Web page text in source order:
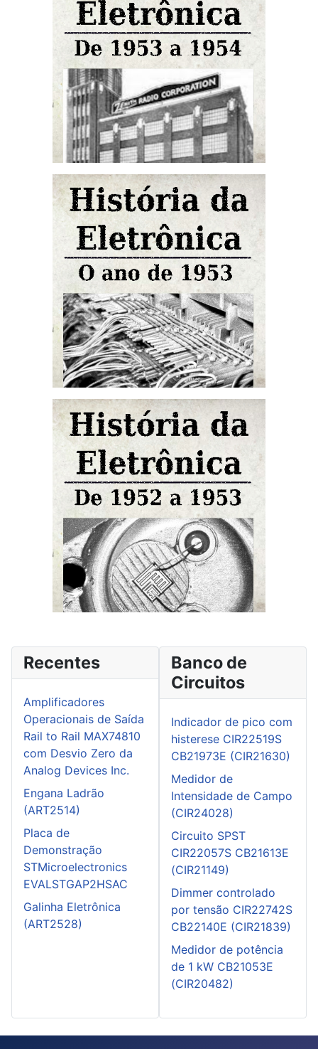
Recentes
Amplificadores
Operacionais de Saída
Rail to Rail MAX74810
com Desvio Zero da
Analog Devices Inc.
Engana Ladrão
(ART2514)
Placa de
Demonstração
STMicroelectronics
EVALSTGAP2HSAC
Galinha Eletrônica
(ART2528)
Banco de
Circuitos
Indicador de pico com
histerese CIR22519S
CB21973E (CIR21630)
Medidor de
Intensidade de Campo
(CIR24028)
Circuito SPST
CIR22057S CB21613E
(CIR21149)
Dimmer controlado
por tensão CIR22742S
CB22140E (CIR21839)
Medidor de potência
de 1 kW CB21053E
(CIR20482)